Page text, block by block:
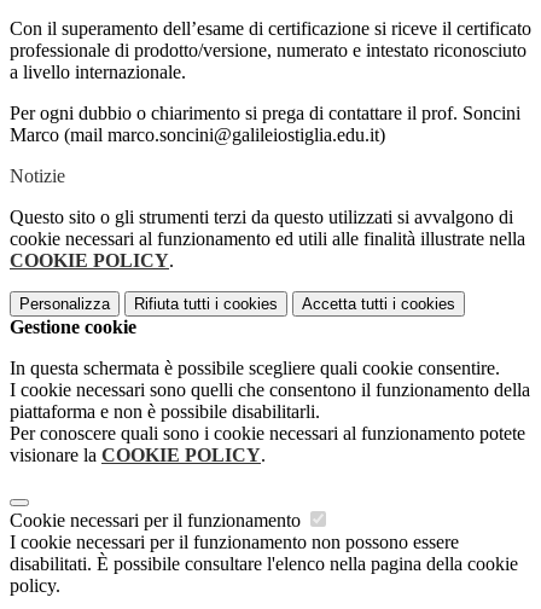
Con il superamento dell’esame di certificazione si riceve il certificato
professionale di prodotto/versione, numerato e intestato riconosciuto
a livello internazionale.
Per ogni dubbio o chiarimento si prega di contattare il prof. Soncini
Marco (mail marco.soncini@galileiostiglia.edu.it)
Notizie
Questo sito o gli strumenti terzi da questo utilizzati si avvalgono di
cookie necessari al funzionamento ed utili alle finalità illustrate nella
COOKIE POLICY.
Personalizza Rifiuta tutti i cookies Accetta tutti i cookies
Gestione cookie
In questa schermata è possibile scegliere quali cookie consentire.
I cookie necessari sono quelli che consentono il funzionamento della
piattaforma e non è possibile disabilitarli.
Per conoscere quali sono i cookie necessari al funzionamento potete
visionare la COOKIE POLICY.
Cookie necessari per il funzionamento
I cookie necessari per il funzionamento non possono essere
disabilitati. È possibile consultare l'elenco nella pagina della cookie
policy.